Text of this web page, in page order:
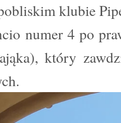
klubie
numer 4 po
który